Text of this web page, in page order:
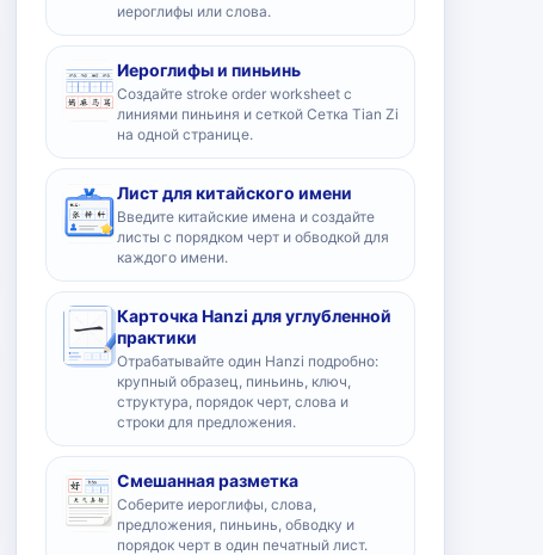
иероглифы или слова.
Иероглифы и пиньинь
Создайте stroke order worksheet с
линиями пиньиня и сеткой Сетка Tian Zi
на одной странице.
Лист для китайского имени
Введите китайские имена и создайте
листы с порядком черт и обводкой для
каждого имени.
Карточка Hanzi для углубленной
практики
Отрабатывайте один Hanzi подробно:
крупный образец, пиньинь, ключ,
структура, порядок черт, слова и
строки для предложения.
Смешанная разметка
Соберите иероглифы, слова,
предложения, пиньинь, обводку и
порядок черт в один печатный лист.